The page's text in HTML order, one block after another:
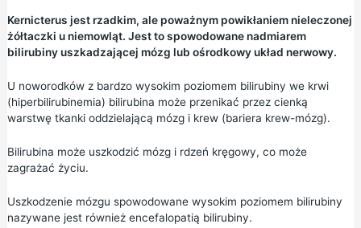
Kernicterus jest rzadkim, ale poważnym powikłaniem nieleczonej
żółtaczki u niemowląt. Jest to spowodowane nadmiarem
bilirubiny uszkadzającej mózg lub ośrodkowy układ nerwowy.
U noworodków z bardzo wysokim poziomem bilirubiny we krwi
(hiperbilirubinemia) bilirubina może przenikać przez cienką
warstwę tkanki oddzielającą mózg i krew (bariera krew-mózg).
Bilirubina może uszkodzić mózg i rdzeń kręgowy, co może
zagrażać życiu.
Uszkodzenie mózgu spowodowane wysokim poziomem bilirubiny
nazywane jest również encefalopatią bilirubiny.